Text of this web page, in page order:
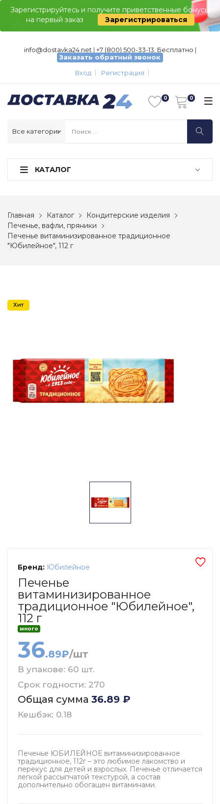
Зарегистрируйтесь и получите приветственные бонусы
на первый заказ
Зарегистрироваться
info@dostavka24.net | +7 (800) 500-33-13, Бесплатно |
Заказать обратный звонок
Вход
Регистрация
КАТАЛОГ
Главная Каталог
Кондитерские изделия
Печенье, вафли, пряники
Печенье витаминизированное традиционное
"Юбилейное", 112 г
Хит
Бренд: Юбилейное
Печенье
витаминизированное
традиционное "Юбилейное",
112 г
много
36.89₽/шт
В упакове: 60 шт.
Срок годности: 270
Общая сумма 36.89 ₽
Кешбэк: 0.18
Печенье ЮБИЛЕЙНОЕ витаминизированное
традиционное, 112г – это любимое лакомство и
перекус для детей и взрослых. Печенье отличается
легкой рассыпчатой текстурой, а состав
дополнительно обогащен витаминами.